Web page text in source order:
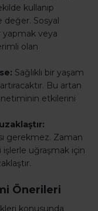
kullanıp
değer. Sosyal
veya
olan
Sağlıklı bir yaşam
Bu artan
etkilerini
gerekmez. Zaman
işlerle uğraşmak için
Önerileri
konusunda